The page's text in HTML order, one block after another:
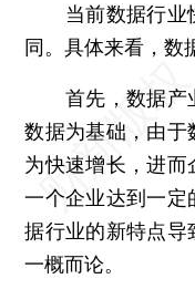
当前数据行业
同。具体来看，数
首先，数据产
数据为基础，由于
为快速增长，进而
一个企业达到一定
据行业的新特点导
一概而论。